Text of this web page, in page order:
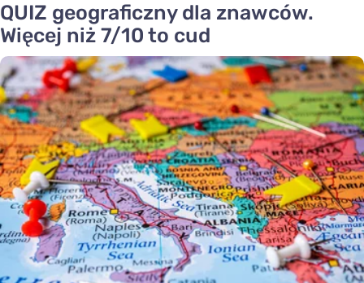
QUIZ geograficzny dla znawców.
Więcej niż 7/10 to cud